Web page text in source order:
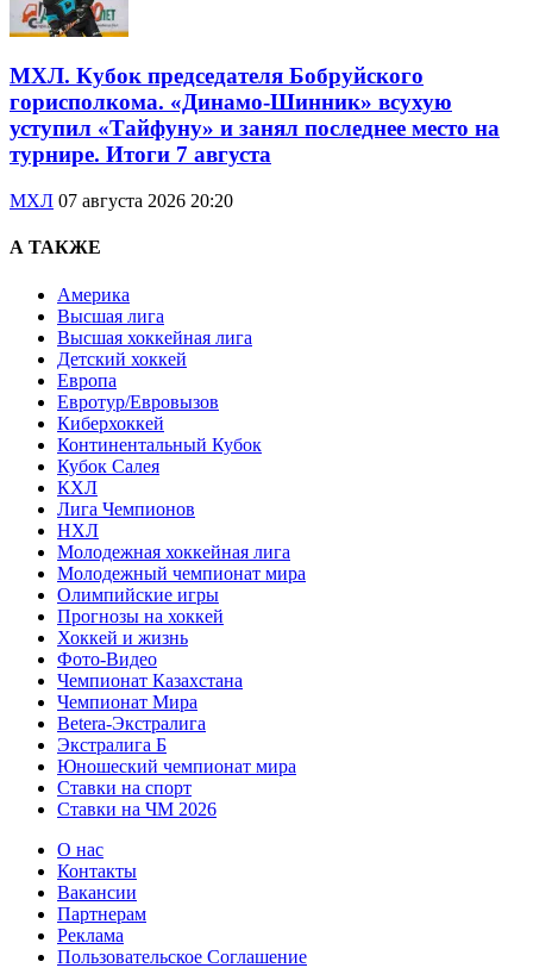
МХЛ. Кубок председателя Бобруйского
горисполкома. «Динамо-Шинник» всухую
уступил «Тайфуну» и занял последнее место на
турнире. Итоги 7 августа
МХЛ 07 августа 2026 20:20
А ТАКЖЕ
Америка
Высшая лига
Высшая хоккейная лига
Детский хоккей
Европа
Евротур/Евровызов
Киберхоккей
Континентальный Кубок
Кубок Салея
КХЛ
Лига Чемпионов
НХЛ
Молодежная хоккейная лига
Молодежный чемпионат мира
Олимпийские игры
Прогнозы на хоккей
Хоккей и жизнь
Фото-Видео
Чемпионат Казахстана
Чемпионат Мира
Betera-Экстралига
Экстралига Б
Юношеский чемпионат мира
Ставки на спорт
Ставки на ЧМ 2026
О нас
Контакты
Вакансии
Партнерам
Реклама
Пользовательское Соглашение